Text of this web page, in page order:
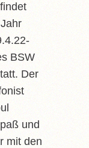
BSW
Der
und
mit den